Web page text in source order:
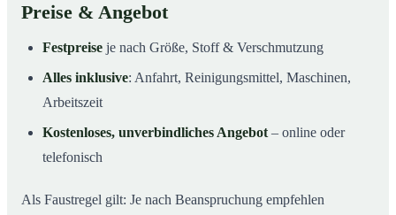
Preise & Angebot
Festpreise je nach Größe, Stoff & Verschmutzung
Alles inklusive: Anfahrt, Reinigungsmittel, Maschinen,
Arbeitszeit
Kostenloses, unverbindliches Angebot – online oder
telefonisch
Als Faustregel gilt: Je nach Beanspruchung empfehlen